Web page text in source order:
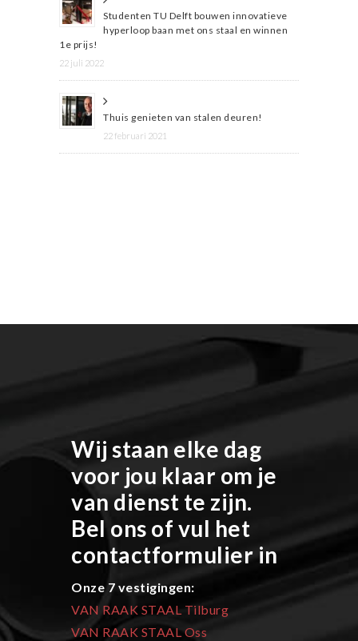
Studenten TU Delft bouwen innovatieve
hyperloop baan met ons staal en winnen
1e prijs!
22 juli 2022
Thuis genieten van stalen deuren!
22 februari 2021
Wij staan elke dag
voor jou klaar om je
van dienst te zijn.
Bel ons of vul het
contactformulier in
Onze 7 vestigingen:
VAN RAAK STAAL Tilburg
VAN RAAK STAAL Oss